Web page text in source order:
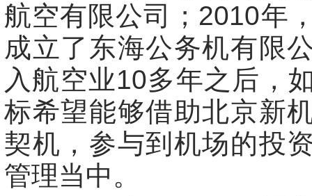
航空有限公司；2010年
成立了东海公务机有限
入航空业10多年之后，
标希望能够借助北京新
契机，参与到机场的投
管理当中。